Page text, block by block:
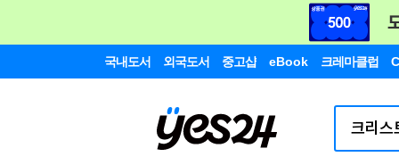
국내도서 외국도서 중고샵 eBook 크레마클럽